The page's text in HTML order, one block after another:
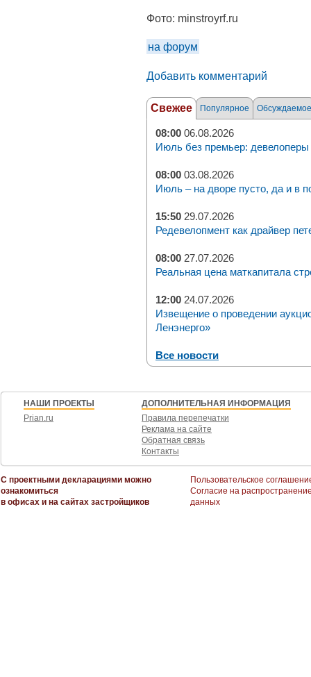
Фото: minstroyrf.ru
на форум
Добавить комментарий
Свежее Популярное Обсуждаемое
08:00 06.08.2026
Июль без премьер: девелоперы
08:00 03.08.2026
Июль – на дворе пусто, да и в
15:50 29.07.2026
Редевелопмент как драйвер
08:00 27.07.2026
Реальная цена маткапитала
12:00 24.07.2026
Извещение о проведении
Ленэнерго»
Все новости
НАШИ ПРОЕКТЫ
Prian.ru
ДОПОЛНИТЕЛЬНАЯ ИНФОРМАЦИЯ
Правила перепечатки
Реклама на сайте
Обратная связь
Контакты
С проектными декларациями можно
ознакомиться
в офисах и на сайтах застройщиков
Пользовательское
Согласие на
данных